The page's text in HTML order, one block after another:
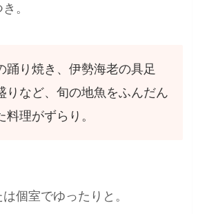
。
踊り焼き、伊勢海老の具足
りなど、旬の地魚をふんだん
料理がずらり。
個室でゆったりと。